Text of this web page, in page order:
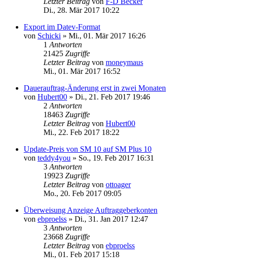
Di., 28. Mär 2017 10:22
Export im Datev-Format
von Schicki » Mi., 01. Mär 2017 16:26
1 Antworten
21425 Zugriffe
Letzter Beitrag von moneymaus
Mi., 01. Mär 2017 16:52
Dauerauftrag-Änderung erst in zwei Monaten
von Hubert00 » Di., 21. Feb 2017 19:46
2 Antworten
18463 Zugriffe
Letzter Beitrag von Hubert00
Mi., 22. Feb 2017 18:22
Update-Preis von SM 10 auf SM Plus 10
von teddy4you » So., 19. Feb 2017 16:31
3 Antworten
19923 Zugriffe
Letzter Beitrag von ottoager
Mo., 20. Feb 2017 09:05
Überweisung Anzeige Auftraggeberkonten
von ebproelss » Di., 31. Jan 2017 12:47
3 Antworten
23668 Zugriffe
Letzter Beitrag von ebproelss
Mi., 01. Feb 2017 15:18